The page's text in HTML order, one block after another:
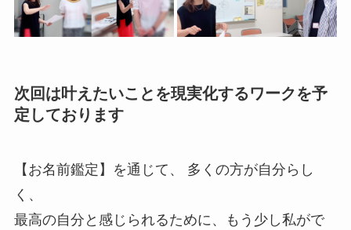
次回は叶えたいことを現実化するワークを予
定しております
【お名前鑑定】を通じて、 多くの方が自分らし
く、
最高の自分と感じられるために、もう少し私がで